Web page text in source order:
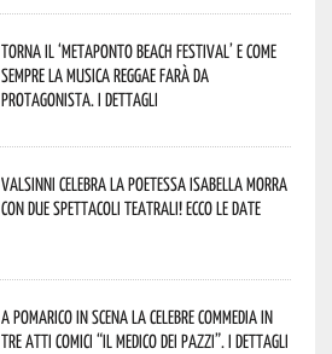
Torna il ‘Metaponto beach festival’ e come
sempre la musica reggae farà da
protagonista. I dettagli
Valsinni celebra la poetessa Isabella Morra
con due spettacoli teatrali! Ecco le date
A Pomarico in scena la celebre commedia in
tre atti comici “Il medico dei pazzi”. I dettagli